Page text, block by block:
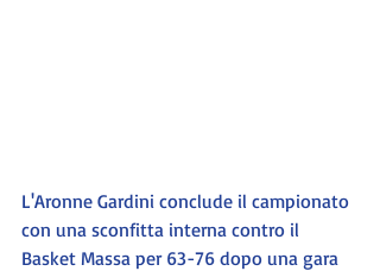
L'Aronne Gardini conclude il campionato
con una sconfitta interna contro il
Basket Massa per 63-76 dopo una gara